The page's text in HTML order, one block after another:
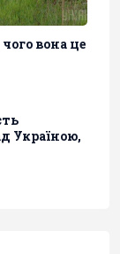
вона це
Україною,